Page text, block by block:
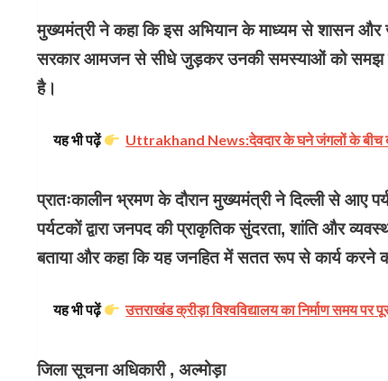
मुख्यमंत्री ने कहा कि इस अभियान के माध्यम से शासन और
सरकार आमजन से सीधे जुड़कर उनकी समस्याओं को समझ
है।
यह भी पढ़ें Uttrakhand News:देवदार के घने जंगलों के बीच
प्रातःकालीन भ्रमण के दौरान मुख्यमंत्री ने दिल्ली से आए
पर्यटकों द्वारा जनपद की प्राकृतिक सुंदरता, शांति और
बताया और कहा कि यह जनहित में सतत रूप से कार्य करने
यह भी पढ़ें उत्तराखंड क्रीड़ा विश्वविद्यालय का निर्माण समय पर
जिला सूचना अधिकारी , अल्मोड़ा